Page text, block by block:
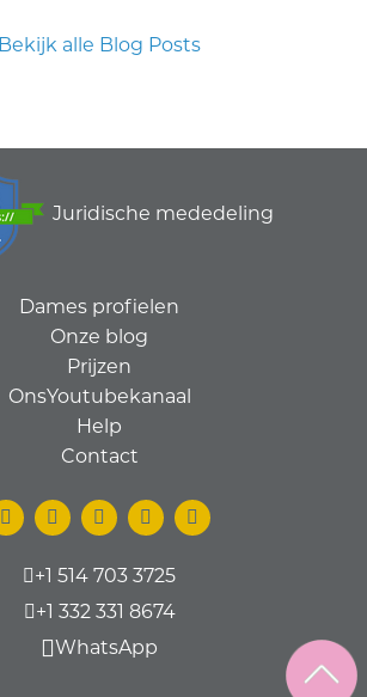
Bekijk alle Blog Posts
Juridische mededeling
Dames profielen
Onze blog
Prijzen
OnsYoutubekanaal
Help
Contact
+1 514 703 3725
+1 332 331 8674
WhatsApp